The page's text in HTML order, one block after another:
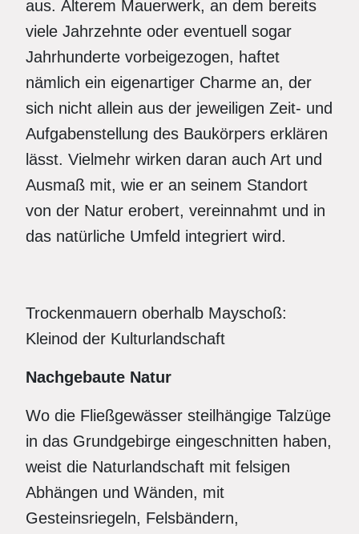
aus. Älterem Mauerwerk, an dem bereits
viele Jahrzehnte oder eventuell sogar
Jahrhunderte vorbeigezogen, haftet
nämlich ein eigenartiger Charme an, der
sich nicht allein aus der jeweiligen Zeit- und
Aufgabenstellung des Baukörpers erklären
lässt. Vielmehr wirken daran auch Art und
Ausmaß mit, wie er an seinem Standort
von der Natur erobert, vereinnahmt und in
das natürliche Umfeld integriert wird.
Trockenmauern oberhalb Mayschoß:
Kleinod der Kulturlandschaft
Nachgebaute Natur
Wo die Fließgewässer steilhängige Talzüge
in das Grundgebirge eingeschnitten haben,
weist die Naturlandschaft mit felsigen
Abhängen und Wänden, mit
Gesteinsriegeln, Felsbändern,